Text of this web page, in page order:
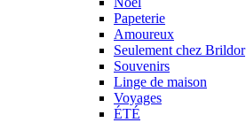
Papeterie
Amoureux
Seulement chez Brildor
Souvenirs
Linge de maison
Voyages
ÉTÉ